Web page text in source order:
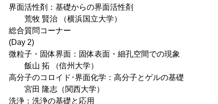
界面活性剤：基礎からの界面活性剤
荒牧 賢治 （横浜国立大学）
総合質問コーナー
(Day 2)
微粒子・固体界面：固体表面・細孔空間での現象
飯山 拓 （信州大学）
高分子のコロイド･界面化学：高分子とゲルの基礎
宮田 隆志（関西大学）
洗浄：洗浄の基礎と応用